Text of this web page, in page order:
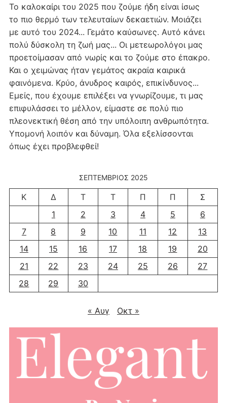
Το καλοκαίρι του 2025 που ζούμε ήδη είναι ίσως
το πιο θερμό των τελευταίων δεκαετιών. Μοιάζει
με αυτό του 2024... Γεμάτο καύσωνες. Αυτό κάνει
πολύ δύσκολη τη ζωή μας... Οι μετεωρολόγοι μας
προετοίμασαν από νωρίς και το ζούμε στο έπακρο.
Και ο χειμώνας ήταν γεμάτος ακραία καιρικά
φαινόμενα. Κρύο, άνυδρος καιρός, επικίνδυνος...
Εμείς, που έχουμε επιλέξει να γνωρίζουμε, τι μας
επιφυλάσσει το μέλλον, είμαστε σε πολύ πιο
πλεονεκτική θέση από την υπόλοιπη ανθρωπότητα.
Υπομονή λοιπόν και δύναμη. Όλα εξελίσσονται
όπως έχει προβλεφθεί!
ΣΕΠΤΈΜΒΡΙΟΣ 2025
Κ Δ Τ Τ Π Π
Σ
1
2 3 4 5
6
7
8 9 10 11 12
13
14
15 16 17 18 19
20
21
22 23 24 25 26
27
28
29 30
« Αυγ Οκτ »